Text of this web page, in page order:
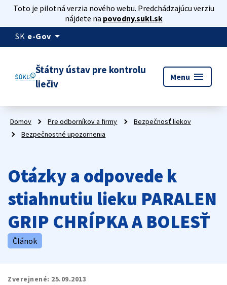
Toto je pilotná verzia nového webu. Predchádzajúcu verziu
nájdete na povodny.sukl.sk
SK e-Gov arrow_drop_down
Štátny ústav pre kontrolu
liečiv
Menu menu
Domov Pre odborníkov a firmy
Bezpečnosť liekov
Bezpečnostné upozornenia
Otázky a odpovede k
stiahnutiu lieku PARALEN
GRIP CHRÍPKA A BOLESŤ
Článok
Zverejnené: 25.09.2013